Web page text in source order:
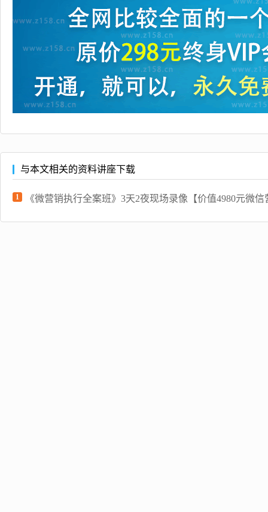
与本文相关的资料讲座下载
1 《微营销执行全案班》3天2夜现场录像【价值4980元微